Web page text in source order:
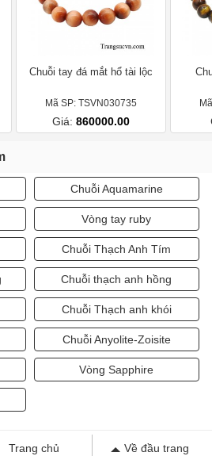
Chuỗi tay đá mắt hổ tài lộc
Mã SP: TSVN030735
Giá: 860000.00
Chuỗi Aquamarine
Vòng tay ruby
Chuỗi Thạch Anh Tím
Chuỗi thạch anh hồng
Chuỗi Thạch anh khói
Chuỗi Anyolite-Zoisite
Vòng Sapphire
Trang chủ Về đầu trang